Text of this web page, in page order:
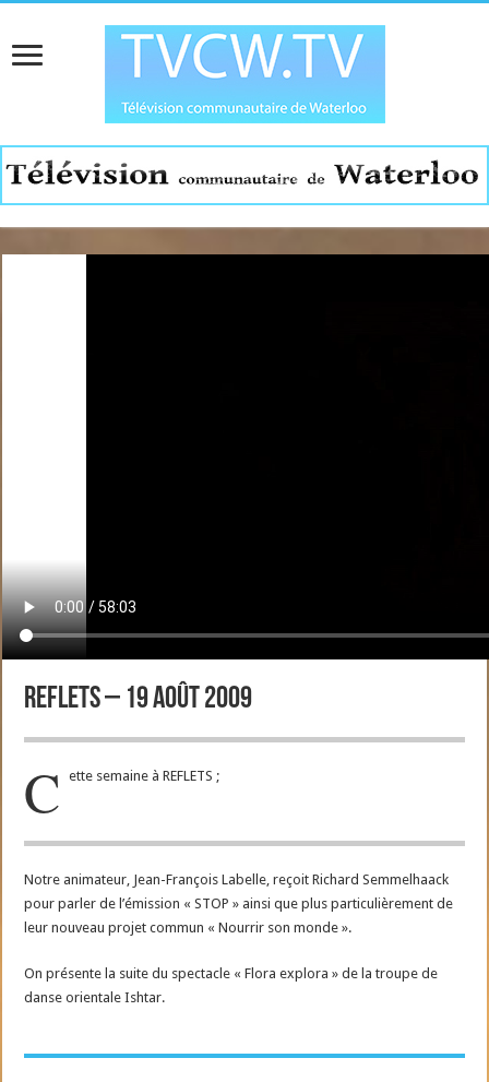
Reflets – 19 août 2009
C ette semaine à REFLETS ;
Notre animateur, Jean-François Labelle, reçoit Richard Semmelhaack
pour parler de l’émission « STOP » ainsi que plus particulièrement de
leur nouveau projet commun « Nourrir son monde ».
On présente la suite du spectacle « Flora explora » de la troupe de
danse orientale Ishtar.